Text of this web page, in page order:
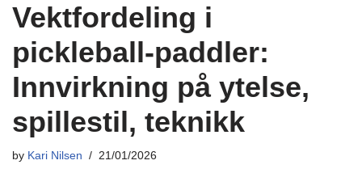
Vektfordeling i
pickleball-paddler:
Innvirkning på ytelse,
spillestil, teknikk
by Kari Nilsen 21/01/2026